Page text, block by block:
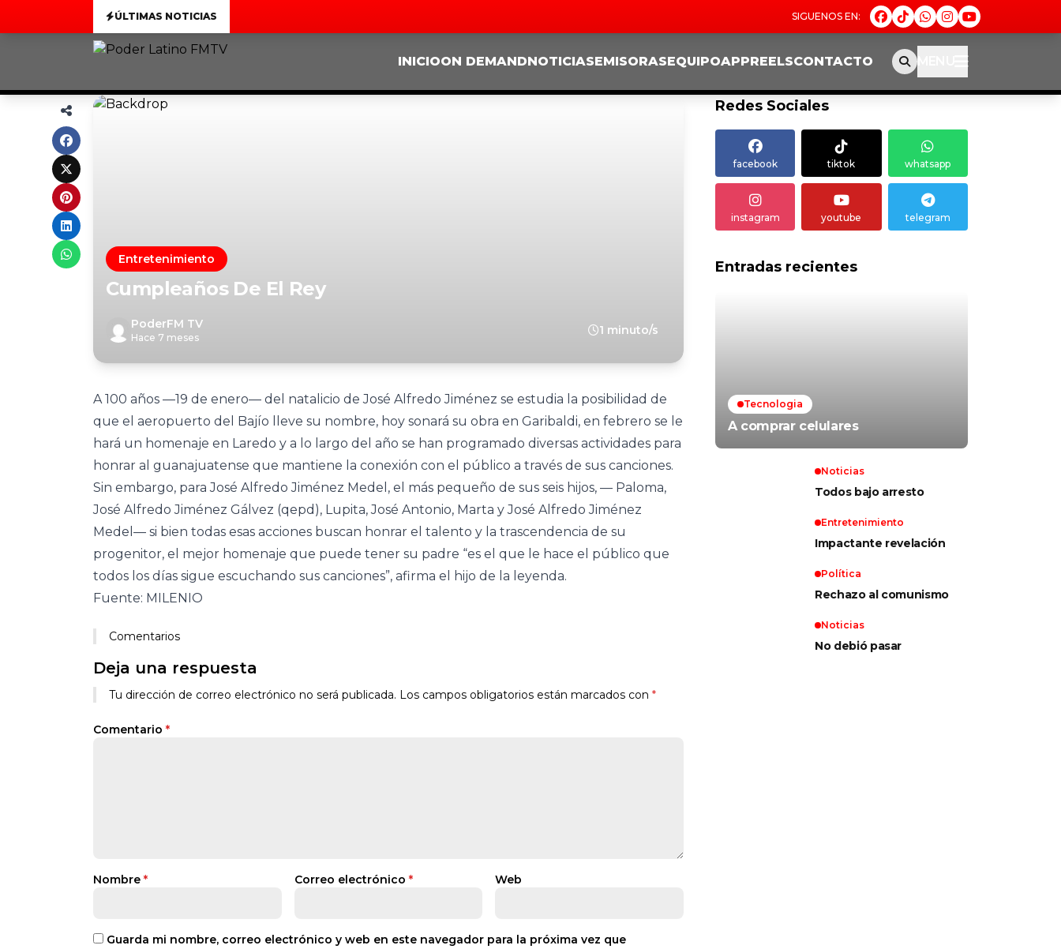
ÚLTIMAS NOTICIAS
INICIOON DEMANDNOTICIASEMISORASEQUIPOAPPREELSCONTACTO MENU
Entretenimiento
Cumpleaños De El Rey
PoderFM TV
Hace 7 meses
1 minuto/s
A 100 años —19 de enero— del natalicio de José Alfredo Jiménez se estudia la posibilidad de
que el aeropuerto del Bajío lleve su nombre, hoy sonará su obra en Garibaldi, en febrero se le
hará un homenaje en Laredo y a lo largo del año se han programado diversas actividades para
honrar al guanajuatense que mantiene la conexión con el público a través de sus canciones.
Sin embargo, para José Alfredo Jiménez Medel, el más pequeño de sus seis hijos, — Paloma,
José Alfredo Jiménez Gálvez (qepd), Lupita, José Antonio, Marta y José Alfredo Jiménez
Medel— si bien todas esas acciones buscan honrar el talento y la trascendencia de su
progenitor, el mejor homenaje que puede tener su padre “es el que le hace el público que
todos los días sigue escuchando sus canciones”, afirma el hijo de la leyenda.
Fuente: MILENIO
Comentarios
Deja una respuesta
Tu dirección de correo electrónico no será publicada. Los campos obligatorios están marcados con *
Comentario *
Nombre * Correo electrónico * Web
Guarda mi nombre, correo electrónico y web en este navegador para la próxima vez que
Redes Sociales
facebook tiktok whatsapp
instagram youtube telegram
Entradas recientes
Tecnologia
A comprar celulares
Noticias
Todos bajo arresto
Entretenimiento
Impactante revelación
Política
Rechazo al comunismo
Noticias
No debió pasar